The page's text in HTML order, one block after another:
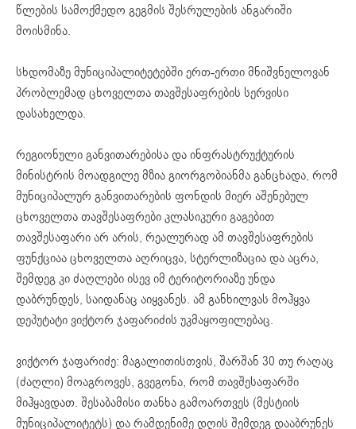
წლების სამოქმედო გეგმის შესრულების ანგარიში
მოისმინა.
სხდომაზე მუნიციპალიტეტებში ერთ-ერთი მნიშვნელოვან
პრობლემად ცხოველთა თავშესაფრების სერვისი
დასახელდა.
რეგიონული განვითარებისა და ინფრასტრუქტურის
მინისტრის მოადგილე მზია გიორგობიანმა განცხადა, რომ
მუნიციპალურ განვითარების ფონდის მიერ აშენებულ
ცხოველთა თავშესაფრები კლასიკური გაგებით
თავშესაფარი არ არის, რეალურად ამ თავშესაფრების
ფუნქციაა ცხოველთა აღრიცვა, სტერლიზაცია და აცრა,
შემდეგ კი ძაღლები ისევ იმ ტერიტორიაზე უნდა
დაბრუნდეს, საიდანაც აიყვანეს. ამ განხილვას მოჰყვა
დეპუტატი ვიქტორ ჯაფარიძის უკმაყოფილებაც.
ვიქტორ ჯაფარიძე: მაგალითისთვის, შარშან 30 თუ რაღაც
(ძაღლი) მოაგროვეს, გვეგონა, რომ თავშესაფარში
მიჰყავდათ. შესაბამისი თანხა გამოართვეს (მესტიის
მუნიციპალიტეტს) და რამდენიმე დღის შემდეგ დააბრუნეს